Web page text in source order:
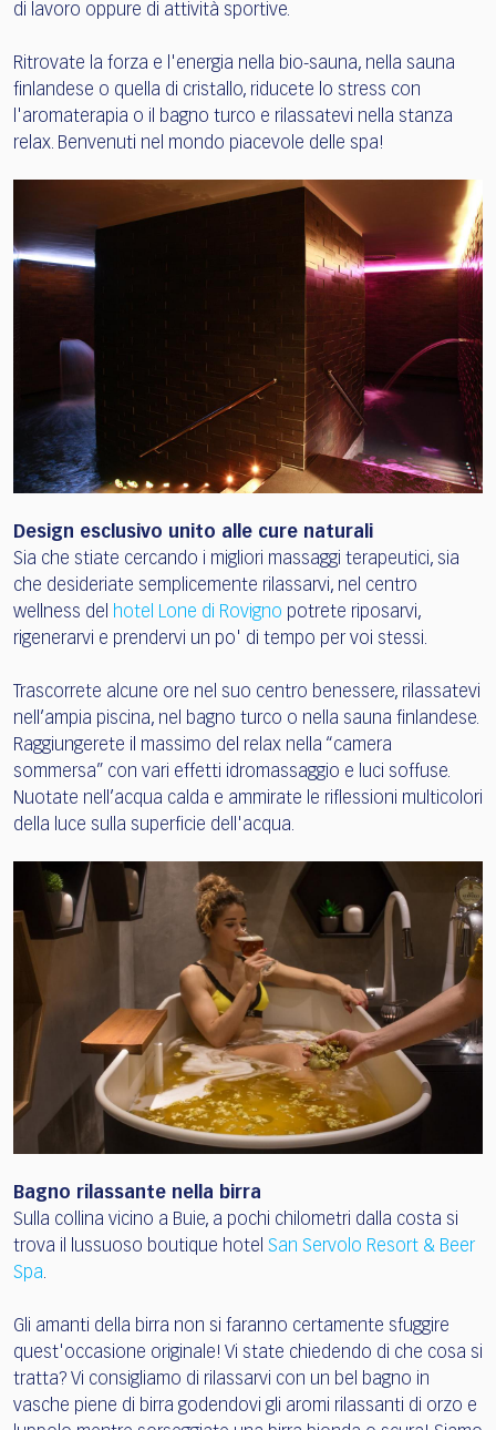
di lavoro oppure di attività sportive.
Ritrovate la forza e l'energia nella bio-sauna, nella sauna
finlandese o quella di cristallo, riducete lo stress con
l'aromaterapia o il bagno turco e rilassatevi nella stanza
relax. Benvenuti nel mondo piacevole delle spa!
Design esclusivo unito alle cure naturali
Sia che stiate cercando i migliori massaggi terapeutici, sia
che desideriate semplicemente rilassarvi, nel centro
wellness del
hotel Lone di Rovigno potrete riposarvi,
rigenerarvi e prendervi un po' di tempo per voi stessi.
Trascorrete alcune ore nel suo centro benessere, rilassatevi
nell’ampia piscina, nel bagno turco o nella sauna finlandese.
Raggiungerete il massimo del relax nella “camera
sommersa” con vari effetti idromassaggio e luci soffuse.
Nuotate nell’acqua calda e ammirate le riflessioni multicolori
della luce sulla superficie dell'acqua.
Bagno rilassante nella birra
Sulla collina vicino a Buie, a pochi chilometri dalla costa si
trova il lussuoso boutique hotel San Servolo Resort & Beer
Spa.
Gli amanti della birra non si faranno certamente sfuggire
quest'occasione originale! Vi state chiedendo di che cosa si
tratta? Vi consigliamo di rilassarvi con un bel bagno in
vasche piene di birra godendovi gli aromi rilassanti di orzo e